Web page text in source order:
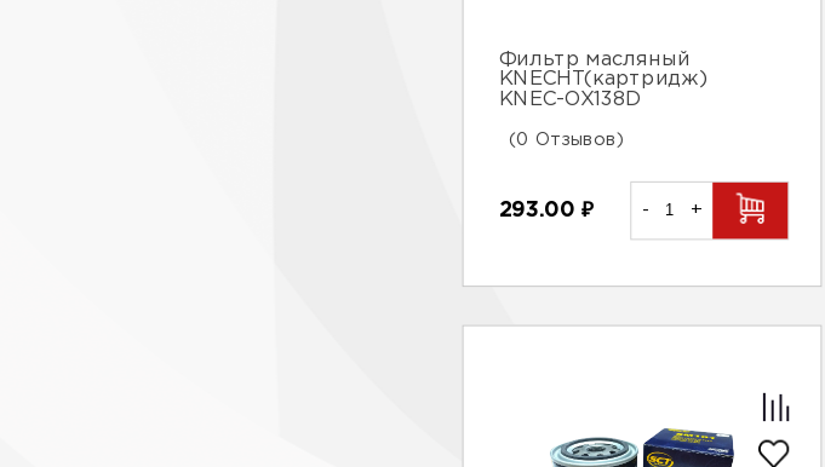
Фильтр масляный
KNECHT(картридж)
KNEC-OX138D
(0 Отзывов)
293.00 ₽ - +